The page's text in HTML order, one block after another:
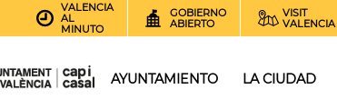
VALENCIA
AL
MINUTO
GOBIERNO
ABIERTO
VISIT
VALENCIA
AYUNTAMIENTO LA CIUDAD